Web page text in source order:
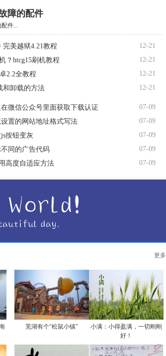
障的配件
件...
完美越狱4.21教程
12-21
？htcg15刷机教程
12-21
2.2全教程
12-21
和卸载的方法
12-21
微信公众号里面获取下载认证
07-09
置的网站地址格式写法
07-09
按钮变灰
07-09
同的广告代码
07-09
高度自适应方法
07-09
更多
芜湖有个“松鼠小镇”
小满：小得盈满，一切刚刚
好！